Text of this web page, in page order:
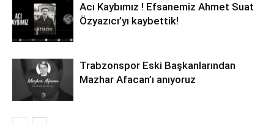
Acı Kaybımız ! Efsanemiz Ahmet Suat
Özyazıcı’yı kaybettik!
Trabzonspor Eski Başkanlarından
Mazhar Afacan’ı anıyoruz